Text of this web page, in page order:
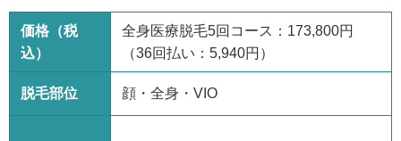
価格（税
込）
全身医療脱毛5回コース：173,800円
（36回払い：5,940円）
脱毛部位 顔・全身・VIO